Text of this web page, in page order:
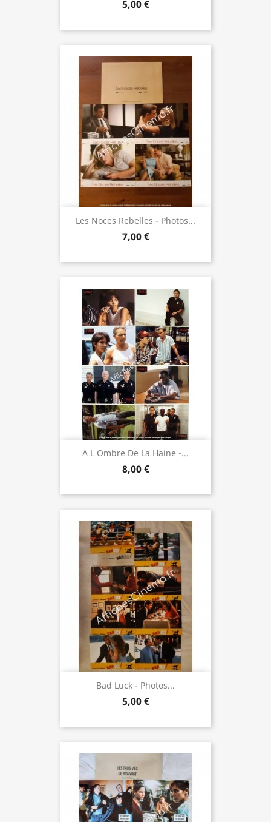
5,00 €
Les Noces Rebelles - Photos...
7,00 €
A L Ombre De La Haine -...
8,00 €
Bad Luck - Photos...
5,00 €